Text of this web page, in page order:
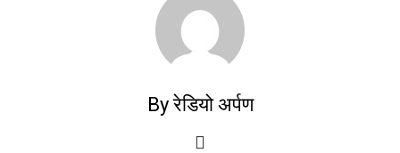
By रेडियो अर्पण